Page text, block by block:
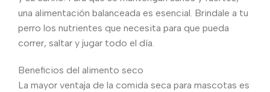
una alimentación balanceada es esencial. Brindale a tu
perro los nutrientes que necesita para que pueda
correr, saltar y jugar todo el día.
Beneficios del alimento seco
La mayor ventaja de la comida seca para mascotas es